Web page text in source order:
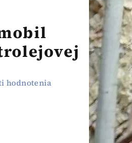
hodnotenia